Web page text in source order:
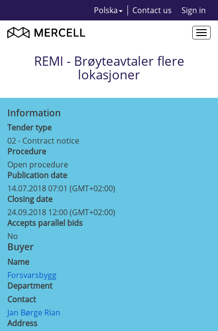
Polska Contact us Sign in
REMI - Brøyteavtaler flere
lokasjoner
Information
Tender type
02 - Contract notice
Procedure
Open procedure
Publication date
14.07.2018 07:01 (GMT+02:00)
Closing date
24.09.2018 12:00 (GMT+02:00)
Accepts parallel bids
No
Buyer
Name
Forsvarsbygg
Department
Contact
Jan Børge Rian
Address